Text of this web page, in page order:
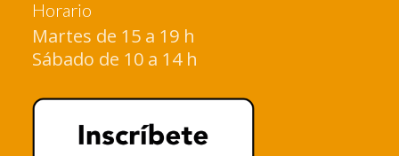
Horario
Martes de 15 a 19 h
Sábado de 10 a 14 h